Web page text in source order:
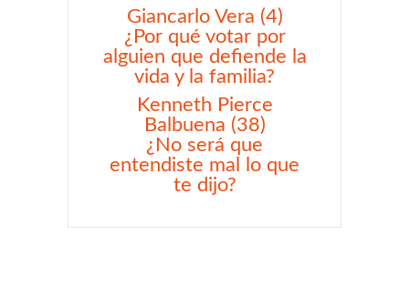
Giancarlo Vera (4)
¿Por qué votar por
alguien que defiende la
vida y la familia?
Kenneth Pierce
Balbuena (38)
¿No será que
entendiste mal lo que
te dijo?